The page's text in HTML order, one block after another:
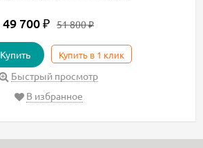
49 700 ₽ 51 800₽
Купить Купить в 1 клик
Быстрый просмотр
В избранное